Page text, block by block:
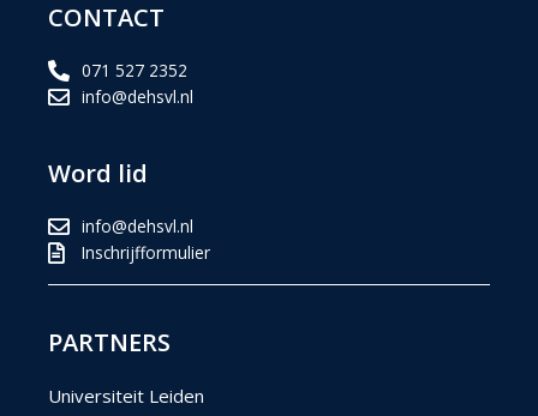
CONTACT
071 527 2352
info@dehsvl.nl
Word lid
info@dehsvl.nl
Inschrijfformulier
PARTNERS
Universiteit Leiden